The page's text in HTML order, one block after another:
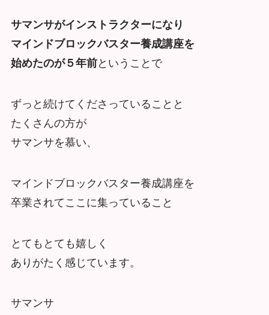
サマンサがインストラクターになり
マインドブロックバスター養成講座を
始めたのが５年前ということで
ずっと続けてくださっていることと
たくさんの方が
サマンサを慕い、
マインドブロックバスター養成講座を
卒業されてここに集っていること
とてもとても嬉しく
ありがたく感じています。
サマンサ